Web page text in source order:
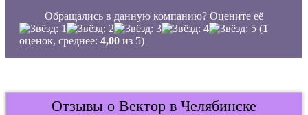
Обращались в данную компанию? Оцените её
(1
оценок, среднее: 4,00 из 5)
Отзывы о Вектор в Челябинске